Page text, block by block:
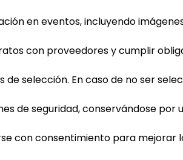
en eventos, incluyendo
con proveedores y cumplir
selección. En caso de no ser
de seguridad, conservándose por
con consentimiento para mejorar